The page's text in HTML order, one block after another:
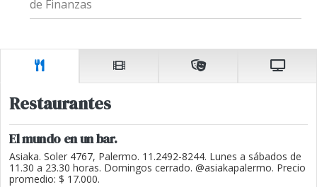
de Finanzas
Restaurantes
El mundo en un bar.
Asiaka. Soler 4767, Palermo. 11.2492-8244. Lunes a sábados de
11.30 a 23.30 horas. Domingos cerrado. @asiakapalermo. Precio
promedio: $ 17.000.